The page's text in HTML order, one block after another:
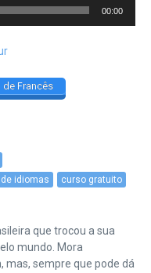
00:00
de Francês
idiomas curso gratuito
que trocou a sua
mundo. Mora
mas, sempre que pode dá